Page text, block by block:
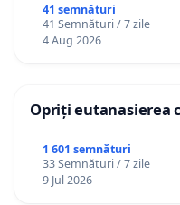
41 semnături
41 Semnături / 7 zile
4 Aug 2026
Opriți eutanasierea
1 601 semnături
33 Semnături / 7 zile
9 Jul 2026